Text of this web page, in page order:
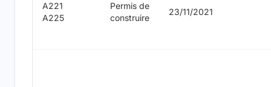
A221
A225
Permis de
construire
23/11/2021